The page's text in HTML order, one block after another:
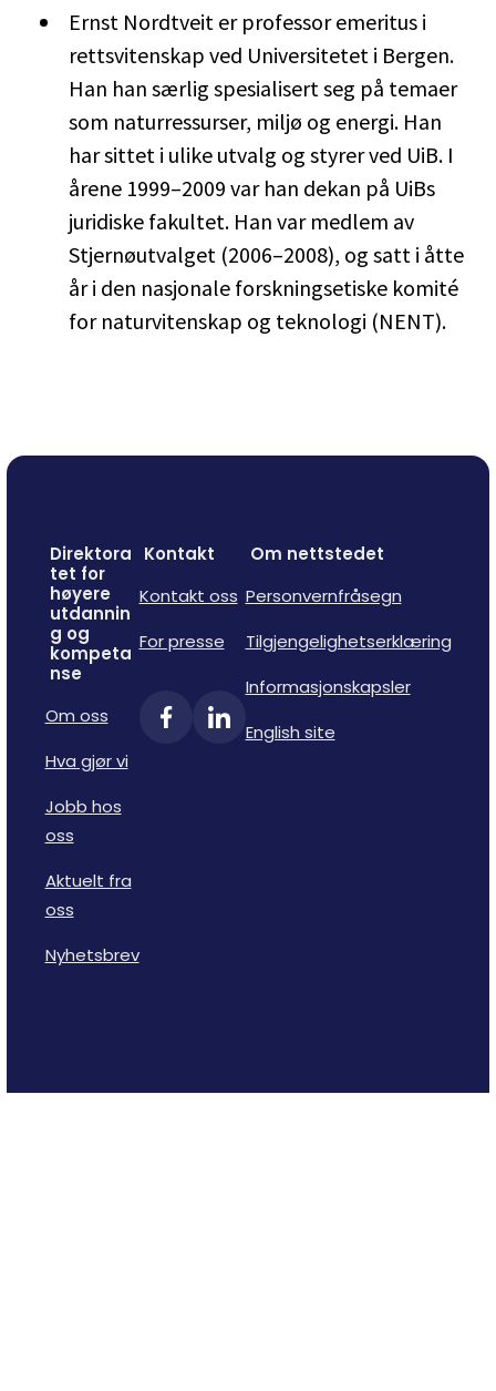
Ernst Nordtveit er professor emeritus i
rettsvitenskap ved Universitetet i Bergen.
Han han særlig spesialisert seg på temaer
som naturressurser, miljø og energi. Han
har sittet i ulike utvalg og styrer ved UiB. I
årene 1999–2009 var han dekan på UiBs
juridiske fakultet. Han var medlem av
Stjernøutvalget (2006–2008), og satt i åtte
år i den nasjonale forskningsetiske komité
for naturvitenskap og teknologi (NENT).
Direktora
tet for
høyere
utdannin
g og
kompeta
nse
Om oss
Hva gjør vi
Jobb hos
oss
Aktuelt fra
oss
Nyhetsbrev
Kontakt
Kontakt oss
For presse
Om nettstedet
Personvernfråsegn
Tilgjengelighetserklæring
Informasjonskapsler
English site